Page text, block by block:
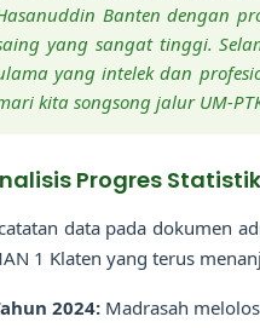
Banten dengan
yang sangat tinggi.
yang intelek dan
kita songsong jalur UM-
Progres
data pada dokumen
1 Klaten yang terus
2024: Madrasah